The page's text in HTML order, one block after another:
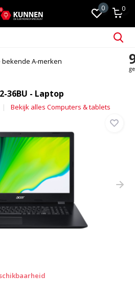
0 0
bekende A-merken
36BU - Laptop
Bekijk alles Computers & tablets